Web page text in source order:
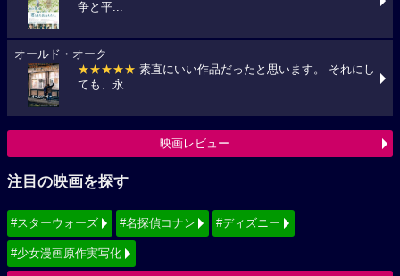
争と平...
オールド・オーク
★★★★★ 素直にいい作品だったと思います。 それにし
ても、永...
映画レビュー
注目の映画を探す
#スターウォーズ #名探偵コナン #ディズニー
#少女漫画原作実写化